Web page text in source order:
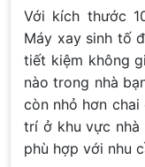
Với kích thước
Máy xay sinh tố
tiết kiệm không
nào trong nhà
còn nhỏ hơn
trí ở khu vực nhà
phù hợp với nhu